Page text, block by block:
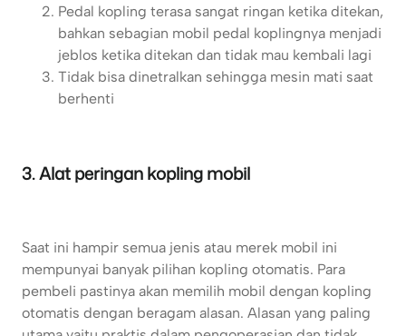
Pedal kopling terasa sangat ringan ketika ditekan,
bahkan sebagian mobil pedal koplingnya menjadi
jeblos ketika ditekan dan tidak mau kembali lagi
Tidak bisa dinetralkan sehingga mesin mati saat
berhenti
3. Alat peringan kopling mobil
Saat ini hampir semua jenis atau merek mobil ini
mempunyai banyak pilihan kopling otomatis. Para
pembeli pastinya akan memilih mobil dengan kopling
otomatis dengan beragam alasan. Alasan yang paling